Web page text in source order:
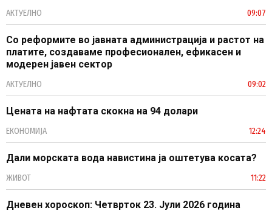
АКТУЕЛНО 09:07
Со реформите во јавната администрација и растот на
платите, создаваме професионален, ефикасен и
модерен јавен сектор
АКТУЕЛНО 09:02
Цената на нафтата скокна на 94 долари
ЕКОНОМИЈА 12:24
Дали морската вода навистина ја оштетува косата?
ЖИВОТ 11:22
Дневен хороскоп: Четврток 23. Јули 2026 година